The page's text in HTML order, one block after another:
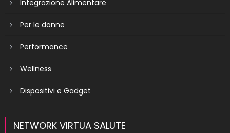
Integrazione Alimentare
Per le donne
Performance
Wellness
Dispositivi e Gadget
NETWORK VIRTUA SALUTE